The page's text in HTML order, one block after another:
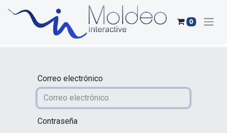
0
Correo electrónico
Contraseña